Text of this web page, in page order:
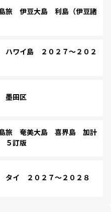
旅 伊豆大島 利島（伊豆諸
ワイ島 ２０２７～２０２
墨田区
旅 奄美大島 喜界島 加計
５訂版
イ ２０２７～２０２８